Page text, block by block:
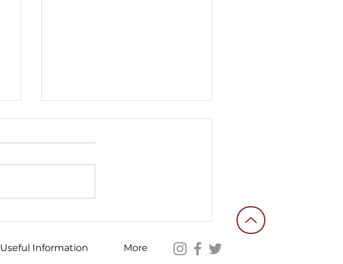
прибувають до
Ванкуверу / Refugees
Useful Information More